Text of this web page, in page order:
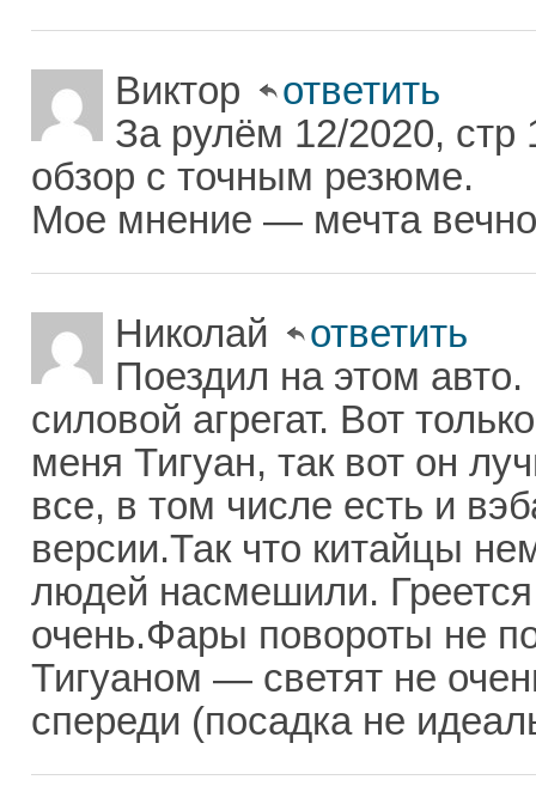
Виктор
ответить
За рулём 12/2020,
обзор с точным резюме.
Мое мнение — мечта
Николай
ответить
Поездил на этом
силовой агрегат. Вот
меня Тигуан, так вот он
все, в том числе есть и
версии.Так что китайцы
людей насмешили.
очень.Фары повороты не
Тигуаном — светят не
спереди (посадка не